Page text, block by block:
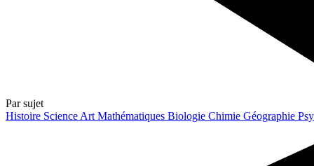
Par sujet
Histoire Science Art Mathématiques Biologie Chimie Géographie